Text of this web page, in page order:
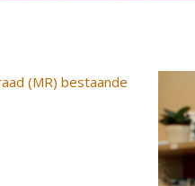
(MR) bestaande